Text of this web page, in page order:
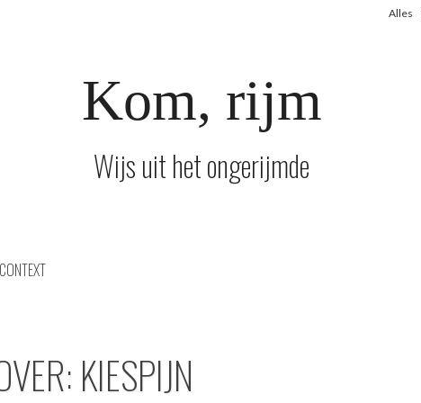
Alles
Kom, rijm
Wijs uit het ongerijmde
CONTEXT
KIESPIJN